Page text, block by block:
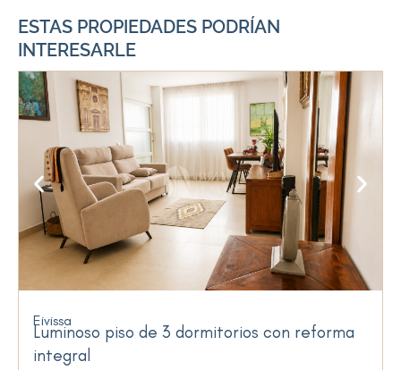
ESTAS PROPIEDADES PODRÍAN
INTERESARLE
Eivissa
Luminoso piso de 3 dormitorios con reforma
integral